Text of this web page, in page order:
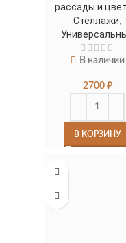
рассады и
Стеллажи,
В наличии
2700 ₽
В КОРЗИНУ